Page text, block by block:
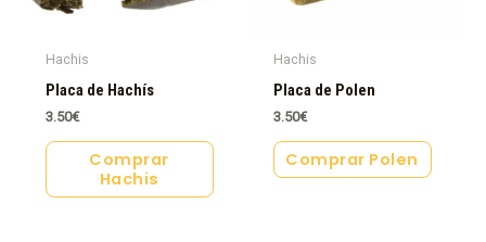
Hachis
Placa de Hachís
3.50€
Comprar
Hachis
Hachis
Placa de Polen
3.50€
Comprar Polen